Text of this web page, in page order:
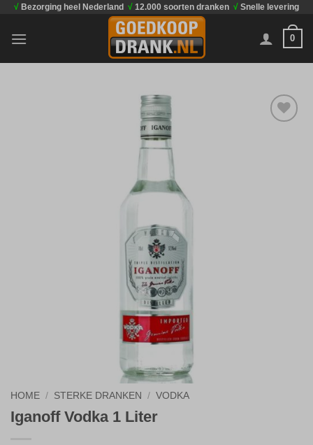
inhoud
√ Bezorging heel Nederland √ 12.000 soorten dranken √ Snelle levering
0
HOME / STERKE DRANKEN / VODKA
Iganoff Vodka 1 Liter